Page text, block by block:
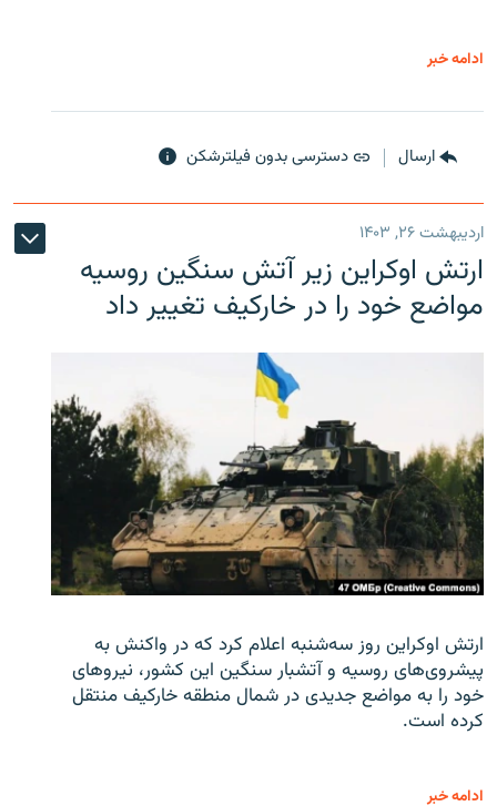
ادامه خبر
ارسال دسترسی بدون فیلترشکن
اردیبهشت ۲۶, ۱۴۰۳
ارتش اوکراین زیر آتش سنگین روسیه
مواضع خود را در خارکیف تغییر داد
ارتش اوکراین روز سه‌شنبه اعلام کرد که در واکنش به
پیشروی‌های روسیه و آتشبار سنگین این کشور، نیروهای
خود را به مواضع جدیدی در شمال منطقه خارکیف منتقل
کرده است.
ادامه خبر